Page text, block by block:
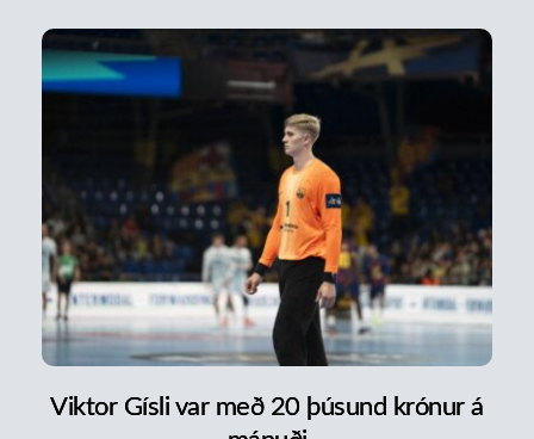
Viktor Gísli var með 20 þúsund krónur á